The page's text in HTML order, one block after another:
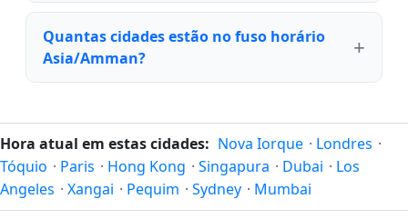
Quantas cidades estão no fuso horário
Asia/Amman?
Hora atual em estas cidades: Nova Iorque · Londres ·
Tóquio · Paris · Hong Kong · Singapura · Dubai · Los
Angeles · Xangai · Pequim · Sydney · Mumbai